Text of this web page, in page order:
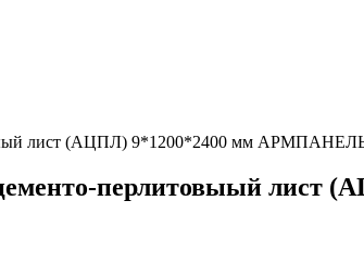
лист (АЦПЛ) 9*1200*2400 мм АРМПАНЕЛЬ
перлитовыый